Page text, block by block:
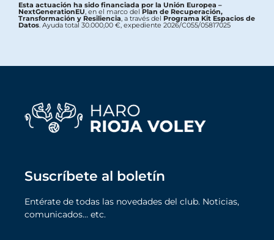
Esta actuación ha sido financiada por la Unión Europea –
NextGenerationEU, en el marco del Plan de Recuperación,
Transformación y Resiliencia, a través del Programa Kit Espacios de
Datos. Ayuda total 30.000,00 €, expediente 2026/C055/05817025
Suscríbete al boletín
Entérate de todas las novedades del club. Noticias,
comunicados… etc.